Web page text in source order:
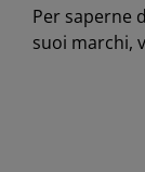
Per saperne
suoi marchi,